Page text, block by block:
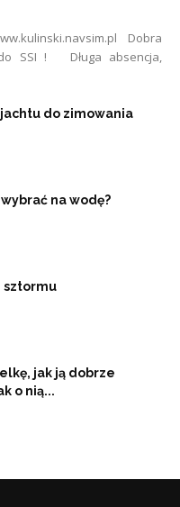
Dobra
do SSI ! Długa absencja,
do zimowania
na wodę?
sztormu
jak ją dobrze
o nią...